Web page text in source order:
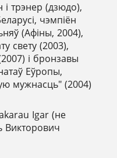
і трэнер (дзюдо),
чэмпіён
(Афіны, 2004),
свету (2003),
і бронзавы
Еўропы,
мужнасць" (2004)
Igar (не
Викторович